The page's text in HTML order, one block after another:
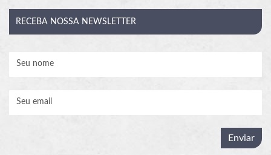
RECEBA NOSSA NEWSLETTER